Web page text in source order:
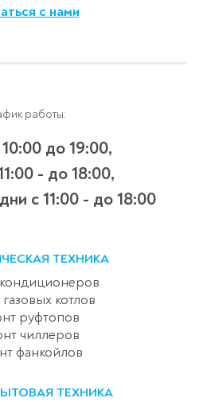
с нами
работы:
до 19:00,
- до 18:00,
с 11:00 - до 18:00
ТЕХНИКА
котлов
руфтопов
чиллеров
фанкойлов
ТЕХНИКА